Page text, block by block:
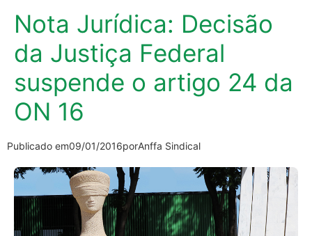
Nota Jurídica: Decisão
da Justiça Federal
suspende o artigo 24 da
ON 16
Publicado em09/01/2016porAnffa Sindical